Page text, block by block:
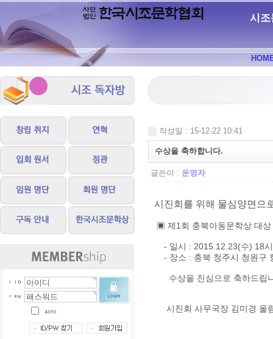
시조
작성일 : 15-12-22 10:41
수상을 축하합니다.
글쓴이 : 운영자
시진회를 위해 물심양면으
▣ 제1회 충북아동문학상 대상
- 일시 : 2015.12.23(수) 18시
- 장소 : 충북 청주시 청원구
수상을 진심으로 축하드립
시진회 사무국장 김미경 올